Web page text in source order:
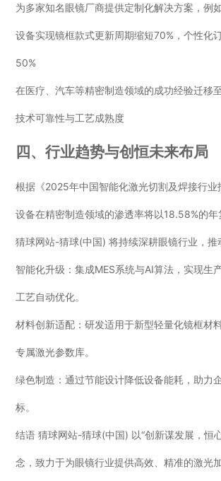
为多家知名眼镜厂商提供定制化解决方案，例
设备实现镜框款式更新周期缩短70%，个性化
50%
在医疗、汽车等精密制造领域的成功经验迁移
技术可靠性与工艺成熟度
四、行业趋势与创恒未来布局
根据《2025年中国智能化激光切割及焊接行业
设备在精密制造领域的渗透率将以18.58%的年
猜球网站-猜球(中国) 将持续深耕眼镜行业，推
智能化升级：集成MES系统与AI算法，实现生
工艺自动优化。
材料创新适配：研发适用于新型轻量化镜框材
专属激光参数库。
绿色制造：通过节能设计降低设备能耗，助力
标。
结语 猜球网站-猜球(中国) 以“创新谋发展，恒
念，致力于为眼镜行业提供高效、精准的激光